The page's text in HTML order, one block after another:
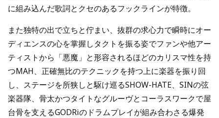
に組み込んだ歌詞とクセのあるフックラインが特徴。
また独特の出で立ちと佇まい、抜群の求心力で瞬時にオー
ディエンスの心を掌握しタクトを振る姿でファンや他アー
ティストから「悪魔」と形容されるほどのカリスマ性を持
つMAH、正確無比のテクニックを持つ上に楽器を振り回
し、ステージを所狭しと駆け巡るSHOW-HATE、SINの弦
楽器隊、骨太かつタイトなグルーヴとコーラスワークで屋
台骨を支えるGODRiのドラムプレイが組み合わさる爆発